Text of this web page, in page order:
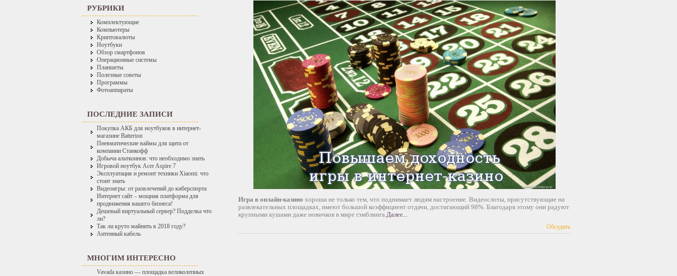
РУБРИКИ
Комплектующие
Компьютеры
Криптовалюты
Ноутбуки
Обзор смартфонов
Операционные системы
Планшеты
Полезные советы
Программы
Фотоаппараты
ПОСЛЕДНИЕ ЗАПИСИ
Покупка АКБ для ноутбуков в интернет-
магазине Batterion
Пневматические ваймы для щита от
компании Станкофф
Добыча альткоинов: что необходимо знать
Игровой ноутбук Acer Aspire 7
Эксплуатация и ремонт техники Xiaomi: что
стоит знать
Видеоигры: от развлечений до киберспорта
Интернет сайт – мощная платформа для
продвижения вашего бизнеса!
Дешевый виртуальный сервер? Подделка что
ли?
Так ли круто майнить в 2018 году?
Антенный кабель
МНОГИМ ИНТЕРЕСНО
Vavada казино — площадка великолепных
Игра в онлайн-казино хороша не только тем, что поднимает людям настроение. Видеослоты, присутствующие на
развлекательных площадках, имеют большой коэффициент отдачи, достигающий 98%. Благодаря этому они радуют
крупными кушами даже новичков в мире гэмблинга.Далее...
Обсудить